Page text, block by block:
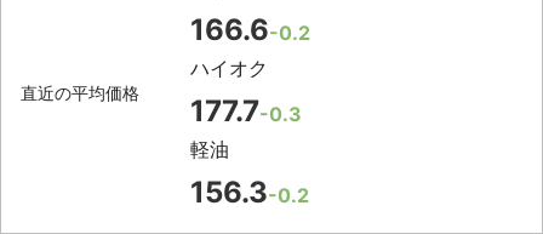
直近の平均価格
166.6-0.2
ハイオク
177.7-0.3
軽油
156.3-0.2